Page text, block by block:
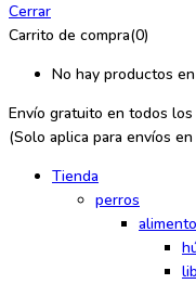
Cerrar
Carrito de compra(0)
No hay productos
Envío gratuito en todos los
(Solo aplica para envíos
Tienda
perros